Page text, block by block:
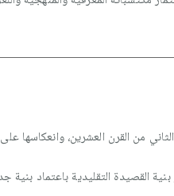
من القرن العشرين، وانعكاسها
القصيدة التقليدية باعتماد بنية